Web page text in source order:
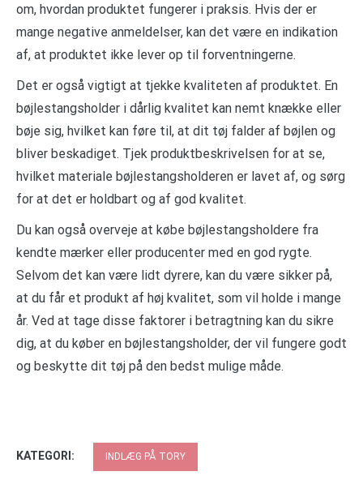
om, hvordan produktet fungerer i praksis. Hvis der er
mange negative anmeldelser, kan det være en indikation
af, at produktet ikke lever op til forventningerne.
Det er også vigtigt at tjekke kvaliteten af produktet. En
bøjlestangsholder i dårlig kvalitet kan nemt knække eller
bøje sig, hvilket kan føre til, at dit tøj falder af bøjlen og
bliver beskadiget. Tjek produktbeskrivelsen for at se,
hvilket materiale bøjlestangsholderen er lavet af, og sørg
for at det er holdbart og af god kvalitet.
Du kan også overveje at købe bøjlestangsholdere fra
kendte mærker eller producenter med en god rygte.
Selvom det kan være lidt dyrere, kan du være sikker på,
at du får et produkt af høj kvalitet, som vil holde i mange
år. Ved at tage disse faktorer i betragtning kan du sikre
dig, at du køber en bøjlestangsholder, der vil fungere godt
og beskytte dit tøj på den bedst mulige måde.
KATEGORI: INDLÆG PÅ TORY